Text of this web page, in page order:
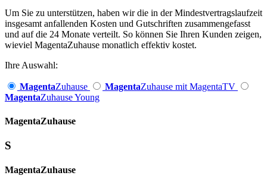
Um Sie zu unterstützen, haben wir die in der Mindestvertragslaufzeit
insgesamt anfallenden Kosten und Gutschriften zusammengefasst
und auf die 24 Monate verteilt. So können Sie Ihren Kunden zeigen,
wieviel MagentaZuhause monatlich effektiv kostet.
Ihre Auswahl:
MagentaZuhause MagentaZuhause mit MagentaTV
MagentaZuhause Young
Magenta­Zuhause
S
Magenta­Zuhause